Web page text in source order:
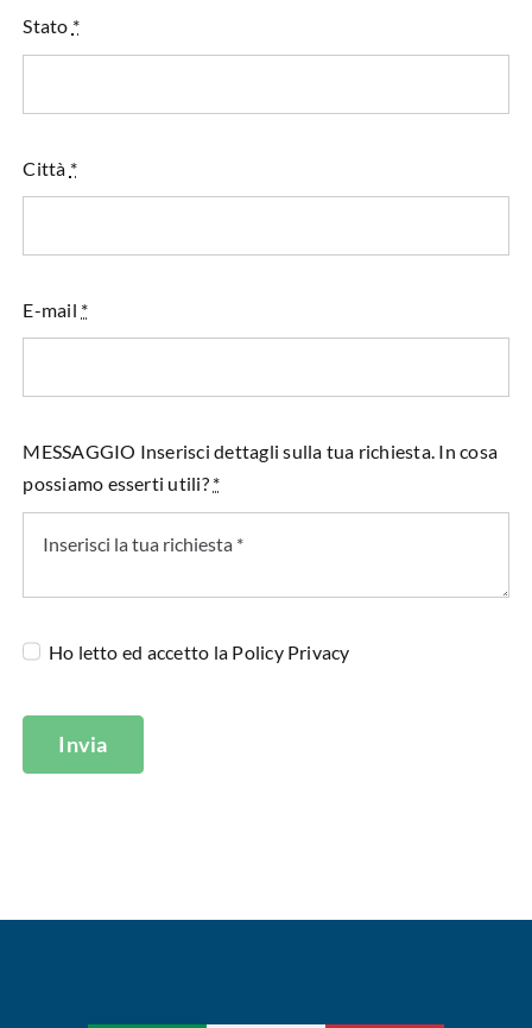
Stato *
Città *
E-mail *
MESSAGGIO Inserisci dettagli sulla tua richiesta. In cosa
possiamo esserti utili? *
Ho letto ed accetto la Policy Privacy
Invia